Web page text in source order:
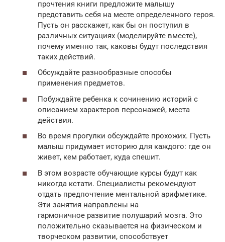
прочтения книги предложите малышу
представить себя на месте определенного героя.
Пусть он расскажет, как бы он поступил в
различных ситуациях (моделируйте вместе),
почему именно так, каковы будут последствия
таких действий.
Обсуждайте разнообразные способы
применения предметов.
Побуждайте ребенка к сочинению историй с
описанием характеров персонажей, места
действия.
Во время прогулки обсуждайте прохожих. Пусть
малыш придумает историю для каждого: где он
живет, кем работает, куда спешит.
В этом возрасте обучающие курсы будут как
никогда кстати. Специалисты рекомендуют
отдать предпочтение ментальной арифметике.
Эти занятия направлены на
гармоничное развитие полушарий мозга. Это
положительно сказывается на физическом и
творческом развитии, способствует